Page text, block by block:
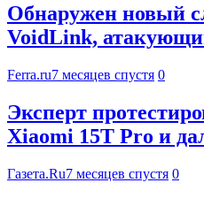
Обнаружен новый
VoidLink,
Ferra.ru7 месяцев спустя 0
Эксперт
Xiaomi 15T Pro и
Газета.Ru7 месяцев спустя 0